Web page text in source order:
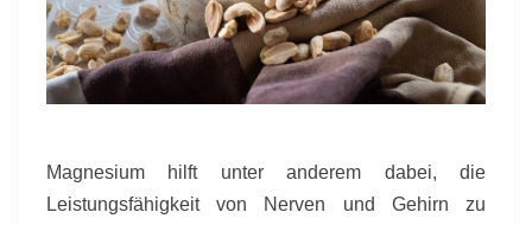
Magnesium hilft unter anderem dabei, die
Leistungsfähigkeit von Nerven und Gehirn zu